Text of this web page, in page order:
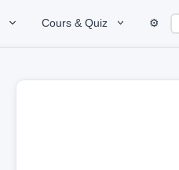
Cours & Quiz ⚙️